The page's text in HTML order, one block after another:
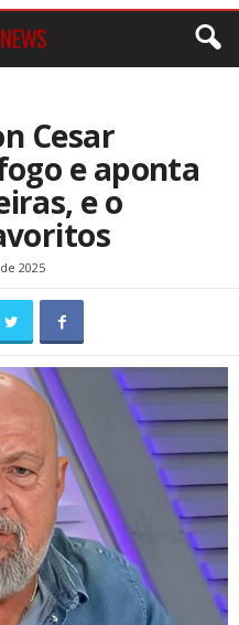
Cesar
e aponta
e o
2025